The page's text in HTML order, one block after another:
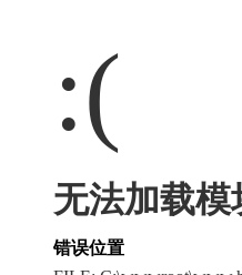
:(
无法加载
错误位置